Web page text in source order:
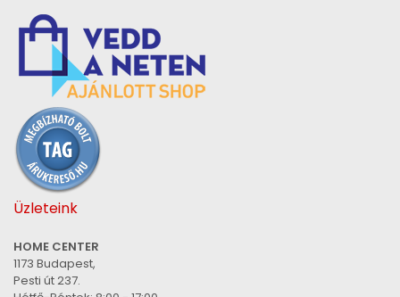
Üzleteink
HOME CENTER
1173 Budapest,
Pesti út 237.